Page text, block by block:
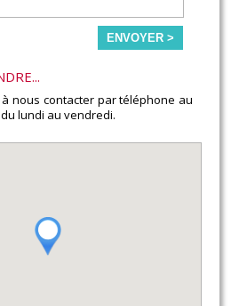
ENVOYER >
à nous contacter par téléphone au
lundi au vendredi.